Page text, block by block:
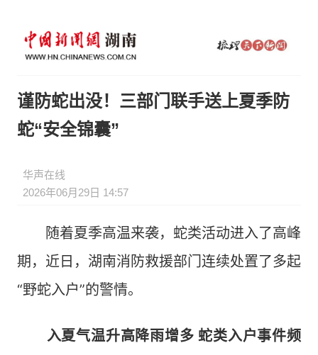
谨防蛇出没！三部门联手送上夏季防
蛇“安全锦囊”
华声在线
2026年06月29日 14:57
随着夏季高温来袭，蛇类活动进入了高峰
期，近日，湖南消防救援部门连续处置了多起
“野蛇入户”的警情。
入夏气温升高降雨增多 蛇类入户事件频